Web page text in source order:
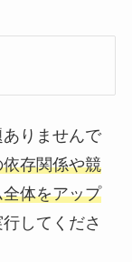
りませんで
存関係や競
体をアップ
行してくださ